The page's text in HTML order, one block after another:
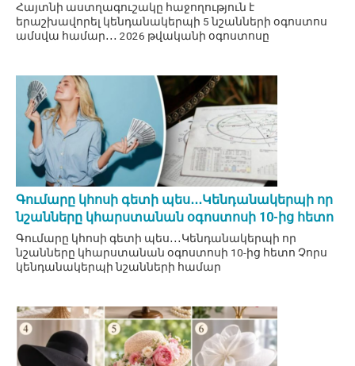
Հայտնի աստղագուշակը հաջողություն է
երաշխավորել կենդանակերպի 5 նշանների օգոստոս
ամսվա համար․․․ 2026 թվականի օգոստոսը
Գումարը կհոսի գետի պես․․․Կենդանակերպի որ
նշանները կհարստանան օգոստոսի 10-ից հետո
Գումարը կհոսի գետի պես․․․Կենդանակերպի որ
նշանները կհարստանան օգոստոսի 10-ից հետո Չորս
կենդանակերպի նշանների համար